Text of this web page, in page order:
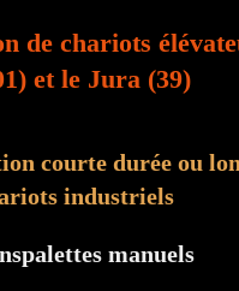
de chariots
et le Jura (39)
courte durée ou
industriels
manuels